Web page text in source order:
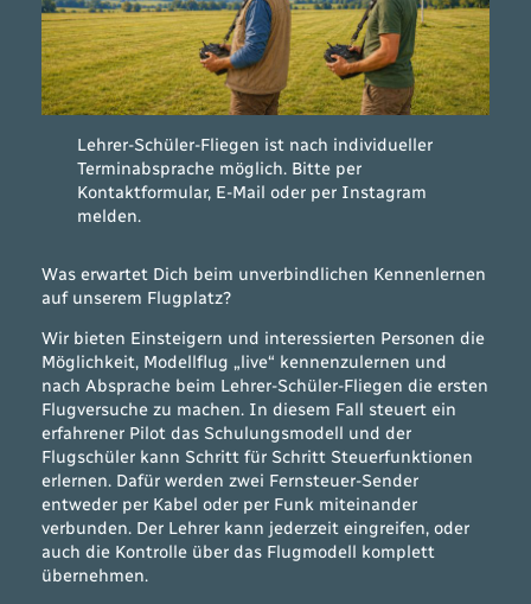
Lehrer-Schüler-Fliegen ist nach individueller
Terminabsprache möglich. Bitte per
Kontaktformular, E-Mail oder per Instagram
melden.
Was erwartet Dich beim unverbindlichen Kennenlernen
auf unserem Flugplatz?
Wir bieten Einsteigern und interessierten Personen die
Möglichkeit, Modellflug „live“ kennenzulernen und
nach Absprache beim Lehrer-Schüler-Fliegen die ersten
Flugversuche zu machen. In diesem Fall steuert ein
erfahrener Pilot das Schulungsmodell und der
Flugschüler kann Schritt für Schritt Steuerfunktionen
erlernen. Dafür werden zwei Fernsteuer-Sender
entweder per Kabel oder per Funk miteinander
verbunden. Der Lehrer kann jederzeit eingreifen, oder
auch die Kontrolle über das Flugmodell komplett
übernehmen.